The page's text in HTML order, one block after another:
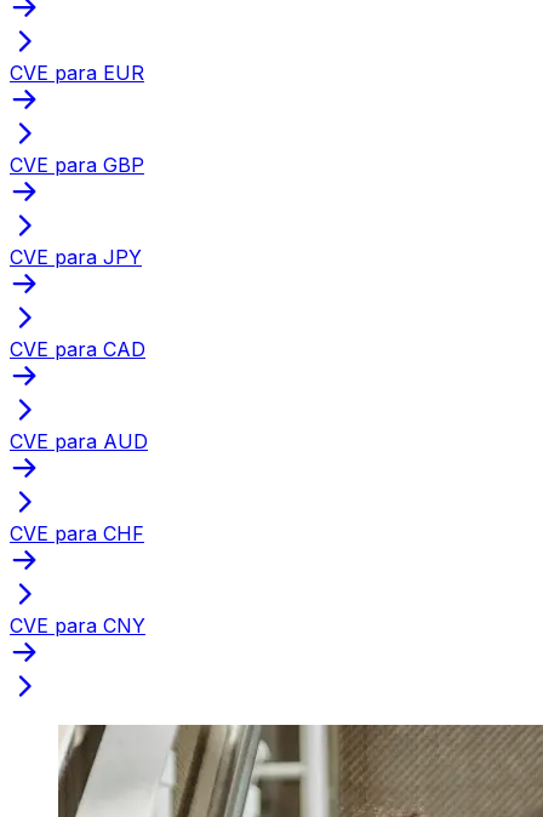
CVE para EUR
CVE para GBP
CVE para JPY
CVE para CAD
CVE para AUD
CVE para CHF
CVE para CNY